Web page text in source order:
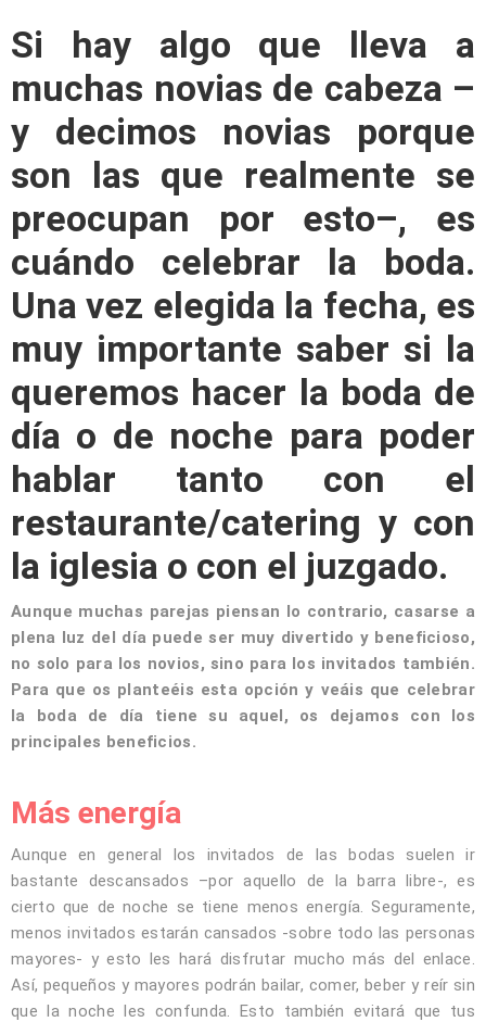
Si hay algo que lleva a
muchas novias de cabeza –
y decimos novias porque
son las que realmente se
preocupan por esto–, es
cuándo celebrar la boda.
Una vez elegida la fecha, es
muy importante saber si la
queremos hacer la boda de
día o de noche para poder
hablar tanto con el
restaurante/catering y con
la iglesia o con el juzgado.
Aunque muchas parejas piensan lo contrario, casarse a
plena luz del día puede ser muy divertido y beneficioso,
no solo para los novios, sino para los invitados también.
Para que os planteéis esta opción y veáis que celebrar
la boda de día tiene su aquel, os dejamos con los
principales beneficios.
Más energía
Aunque en general los invitados de las bodas suelen ir
bastante descansados –por aquello de la barra libre-, es
cierto que de noche se tiene menos energía. Seguramente,
menos invitados estarán cansados -sobre todo las personas
mayores- y esto les hará disfrutar mucho más del enlace.
Así, pequeños y mayores podrán bailar, comer, beber y reír sin
que la noche les confunda. Esto también evitará que tus